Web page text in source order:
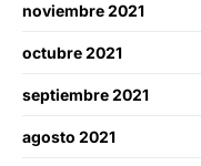
noviembre 2021
octubre 2021
septiembre 2021
agosto 2021